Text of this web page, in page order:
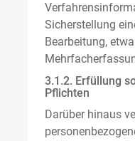
Sicherstellung
Bearbeitung,
3.1.2. Erfüllung
Pflichten
Darüber hinaus